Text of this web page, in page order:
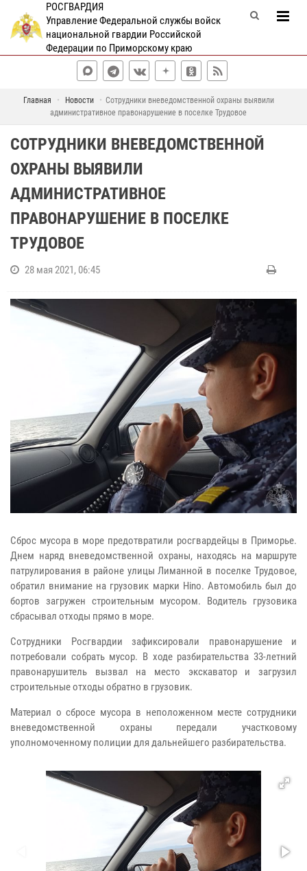
РОСГВАРДИЯ
Управление Федеральной службы войск
национальной гвардии Российской
Федерации по Приморскому краю
Главная Новости
Сотрудники вневедомственной охраны выявили
административное правонарушение в поселке Трудовое
СОТРУДНИКИ ВНЕВЕДОМСТВЕННОЙ
ОХРАНЫ ВЫЯВИЛИ
АДМИНИСТРАТИВНОЕ
ПРАВОНАРУШЕНИЕ В ПОСЕЛКЕ
ТРУДОВОЕ
28 мая 2021, 06:45
Сброс мусора в море предотвратили росгвардейцы в Приморье.
Днем наряд вневедомственной охраны, находясь на маршруте
патрулирования в районе улицы Лиманной в поселке Трудовое,
обратил внимание на грузовик марки Hino. Автомобиль был до
бортов загружен строительным мусором. Водитель грузовика
сбрасывал отходы прямо в море.
Сотрудники Росгвардии зафиксировали правонарушение и
потребовали собрать мусор. В ходе разбирательства 33-летний
правонарушитель вызвал на место экскаватор и загрузил
строительные отходы обратно в грузовик.
Материал о сбросе мусора в неположенном месте сотрудники
вневедомственной охраны передали участковому
уполномоченному полиции для дальнейшего разбирательства.